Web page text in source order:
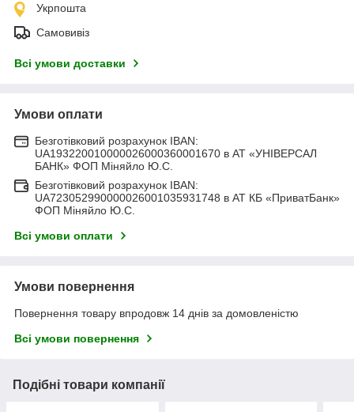
Укрпошта
Самовивіз
Всі умови доставки
Умови оплати
Безготівковий розрахунок IBAN:
UA193220010000026000360001670 в АТ «УНІВЕРСАЛ
БАНК» ФОП Міняйло Ю.С.
Безготівковий розрахунок IBAN:
UA723052990000026001035931748 в АТ КБ «ПриватБанк»
ФОП Міняйло Ю.С.
Всі умови оплати
Умови повернення
Повернення товару впродовж 14 днів за домовленістю
Всі умови повернення
Подібні товари компанії